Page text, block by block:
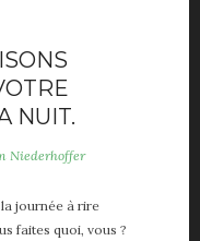
NUIT.
Niederhoffer
journée à rire
faites quoi, vous ?